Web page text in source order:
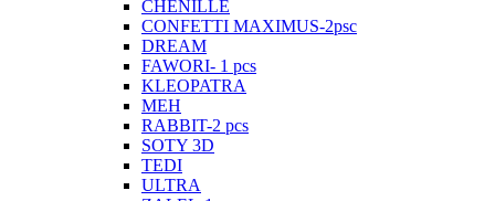
CHENILLE
CONFETTI MAXIMUS-2psc
DREAM
FAWORI- 1 pcs
KLEOPATRA
MEH
RABBIT-2 pcs
SOTY 3D
TEDI
ULTRA